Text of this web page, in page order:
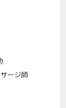
ージ師